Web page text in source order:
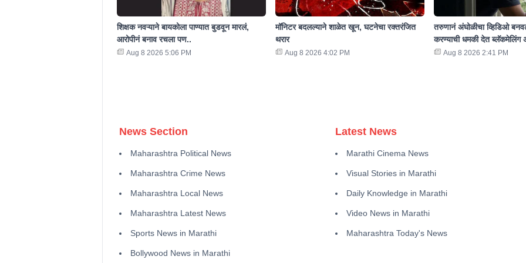
शिक्षक नवऱ्याने बायकोला पाण्यात बुडवून मारलं,
आरोपीनं बनाव रचला पण..
Aug 8 2026 5:06 PM
मॉनिटर बदलल्याने शाळेत खून, घटनेचा रक्तरंजित
थरार
Aug 8 2026 4:02 PM
तरुणानं अंघोळीचा व्हिडिओ
करण्याची धमकी देत ब्लॅकमेलिंग
Aug 8 2026 2:41 PM
News Section
Maharashtra Political News
Maharashtra Crime News
Maharashtra Local News
Maharashtra Latest News
Sports News in Marathi
Bollywood News in Marathi
Latest News
Marathi Cinema News
Visual Stories in Marathi
Daily Knowledge in Marathi
Video News in Marathi
Maharashtra Today's News